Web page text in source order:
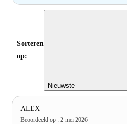
Sorteren
op:
Nieuwste
ALEX
Beoordeeld op : 2 mei 2026